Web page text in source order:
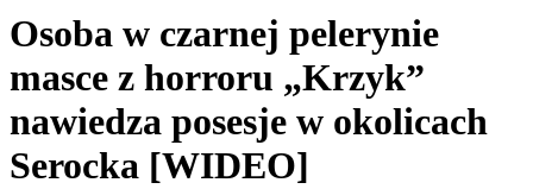
Osoba w czarnej pelerynie
masce z horroru „Krzyk”
nawiedza posesje w okolicach
Serocka [WIDEO]